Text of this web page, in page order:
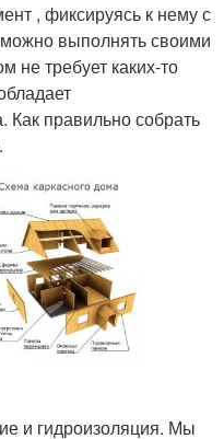
, фиксируясь к нему с
выполнять своими
не требует каких-то
Как правильно собрать
и гидроизоляция. Мы